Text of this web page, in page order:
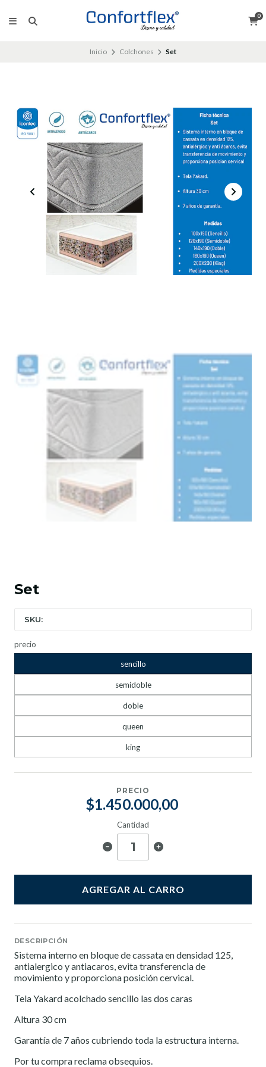
0
Inicio Colchones Set
Set
SKU:
precio
sencillo
semidoble
doble
queen
king
PRECIO
$1.450.000,00
Cantidad
AGREGAR AL CARRO
DESCRIPCIÓN
Sistema interno en bloque de cassata en densidad 125,
antialergico y antiacaros, evita transferencia de
movimiento y proporciona posición cervical.
Tela Yakard acolchado sencillo las dos caras
Altura 30 cm
Garantía de 7 años cubriendo toda la estructura interna.
Por tu compra reclama obsequios.